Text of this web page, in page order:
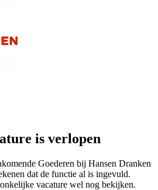
is verlopen
Goederen bij Hansen Dranken
dat de functie al is ingevuld.
vacature wel nog bekijken.